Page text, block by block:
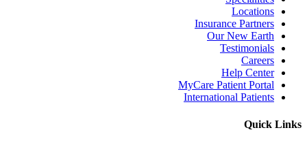
Locations
Insurance Partners
Our New Earth
Testimonials
Careers
Help Center
MyCare Patient Portal
International Patients
Quick Links